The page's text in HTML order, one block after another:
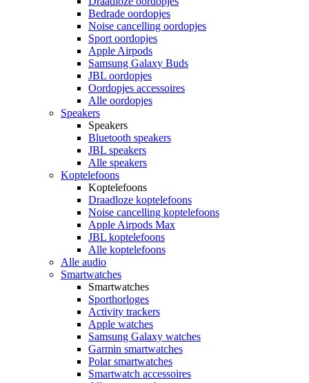
Bedrade oordopjes
Noise cancelling oordopjes
Sport oordopjes
Apple Airpods
Samsung Galaxy Buds
JBL oordopjes
Oordopjes accessoires
Alle oordopjes
Speakers
Speakers
Bluetooth speakers
JBL speakers
Alle speakers
Koptelefoons
Koptelefoons
Draadloze koptelefoons
Noise cancelling koptelefoons
Apple Airpods Max
JBL koptelefoons
Alle koptelefoons
Alle audio
Smartwatches
Smartwatches
Sporthorloges
Activity trackers
Apple watches
Samsung Galaxy watches
Garmin smartwatches
Polar smartwatches
Smartwatch accessoires